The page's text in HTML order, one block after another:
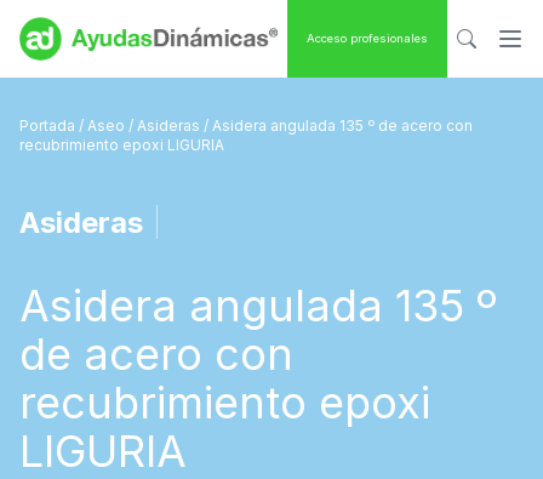
Acceso profesionales
Portada / Aseo / Asideras / Asidera angulada 135 º de acero con
recubrimiento epoxi LIGURIA
Asideras
Asidera angulada 135 º
de acero con
recubrimiento epoxi
LIGURIA